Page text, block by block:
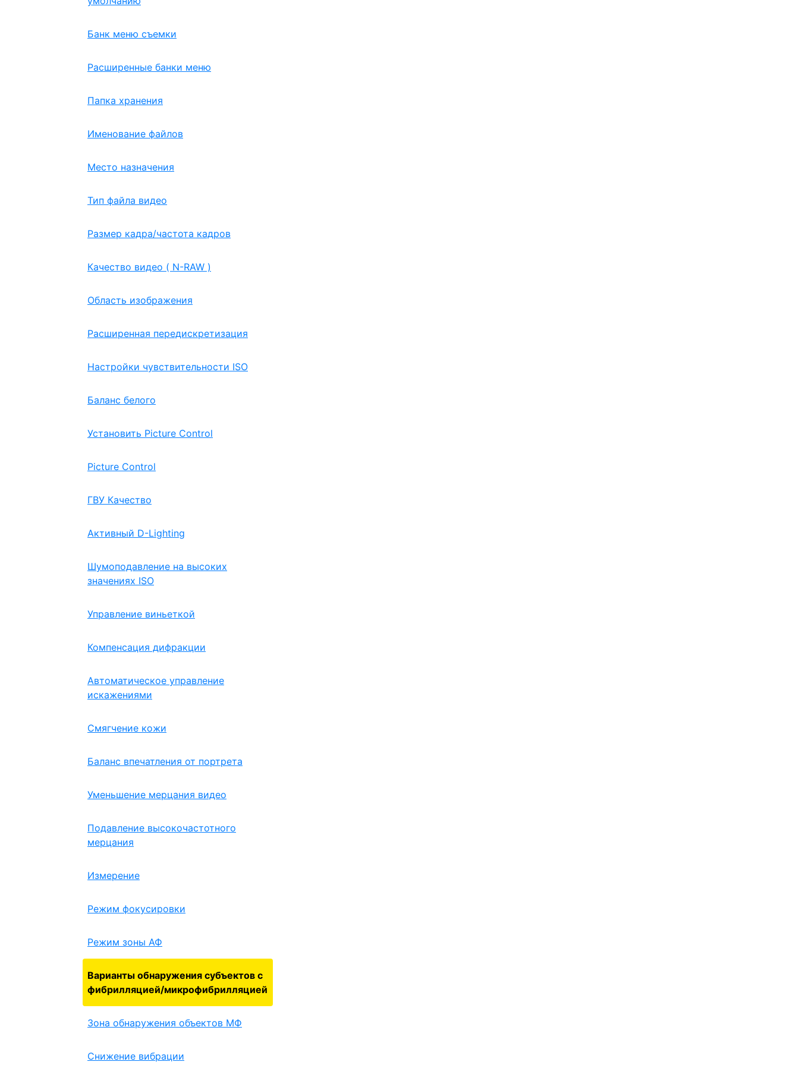
Банк меню съемки
Расширенные банки меню
Папка хранения
Именование файлов
Место назначения
Тип файла видео
Размер кадра/частота кадров
Качество видео ( N-RAW )
Область изображения
Расширенная передискретизация
Настройки чувствительности ISO
Баланс белого
Установить Picture Control
Picture Control
ГВУ Качество
Активный D-Lighting
Шумоподавление на высоких
значениях ISO
Управление виньеткой
Компенсация дифракции
Автоматическое управление
искажениями
Смягчение кожи
Баланс впечатления от портрета
Уменьшение мерцания видео
Подавление высокочастотного
мерцания
Измерение
Режим фокусировки
Режим зоны АФ
Варианты обнаружения субъектов с
фибрилляцией/микрофибрилляцией
Зона обнаружения объектов МФ
Снижение вибрации